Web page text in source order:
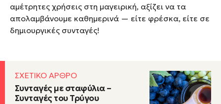
αμέτρητες χρήσεις στη μαγειρική, αξίζει να τα
απολαμβάνουμε καθημερινά — είτε φρέσκα, είτε σε
δημιουργικές συνταγές!
ΣΧΕΤΙΚΟ ΑΡΘΡΟ
Συνταγές με σταφύλια –
Συνταγές του Τρύγου